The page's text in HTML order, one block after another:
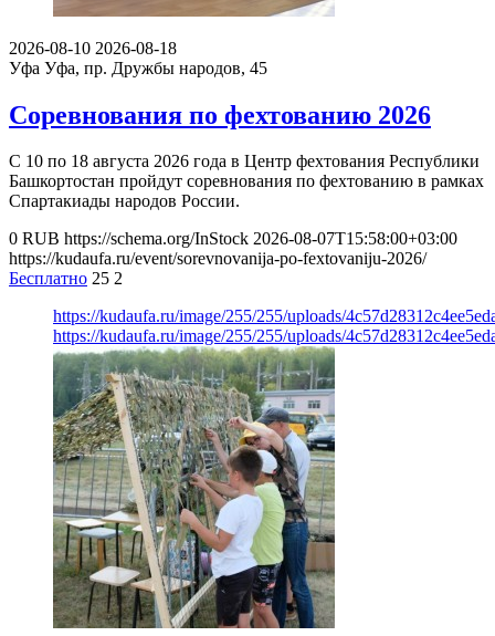
2026-08-10 2026-08-18
Уфа Уфа, пр. Дружбы народов, 45
Соревнования по фехтованию 2026
С 10 по 18 августа 2026 года в Центр фехтования Республики
Башкортостан пройдут соревнования по фехтованию в рамках
Спартакиады народов России.
0 RUB https://schema.org/InStock 2026-08-07T15:58:00+03:00
https://kudaufa.ru/event/sorevnovanija-po-fextovaniju-2026/
Бесплатно 25 2
https://kudaufa.ru/image/255/255/uploads/
https://kudaufa.ru/image/255/255/uploads/